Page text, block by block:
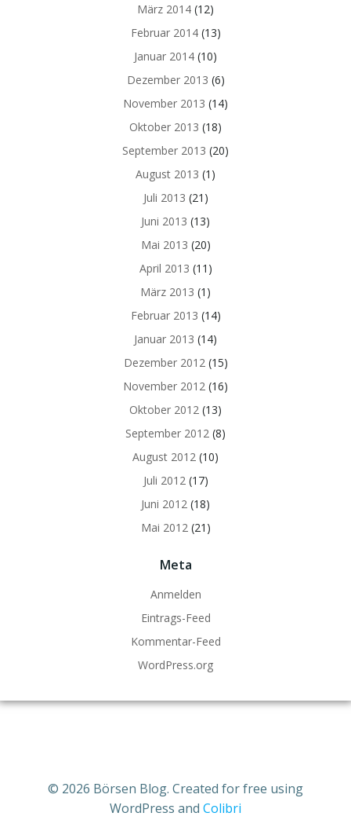
März 2014 (12)
Februar 2014(13)
Januar 2014 (10)
Dezember 2013 (6)
November 2013 (14)
Oktober 2013 (18)
September 2013 (20)
August 2013 (1)
Juli 2013 (21)
Juni 2013 (13)
Mai 2013 (20)
April 2013 (11)
März 2013 (1)
Februar 2013 (14)
Januar 2013 (14)
Dezember 2012(15)
November 2012 (16)
Oktober 2012 (13)
September 2012 (8)
August 2012 (10)
Juli 2012(17)
Juni 2012 (18)
Mai 2012(21)
Meta
Anmelden
Eintrags-Feed
Kommentar-Feed
WordPress.org
© 2026 Börsen Blog. Created for free using
WordPress and Colibri